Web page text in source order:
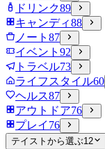
ドリンク89
キャンディ88
ノート 87
イベント 92
トラベル73
ライフスタイル60
ヘルス87
アウトドア76
プレイ 76
テイストから選ぶ12